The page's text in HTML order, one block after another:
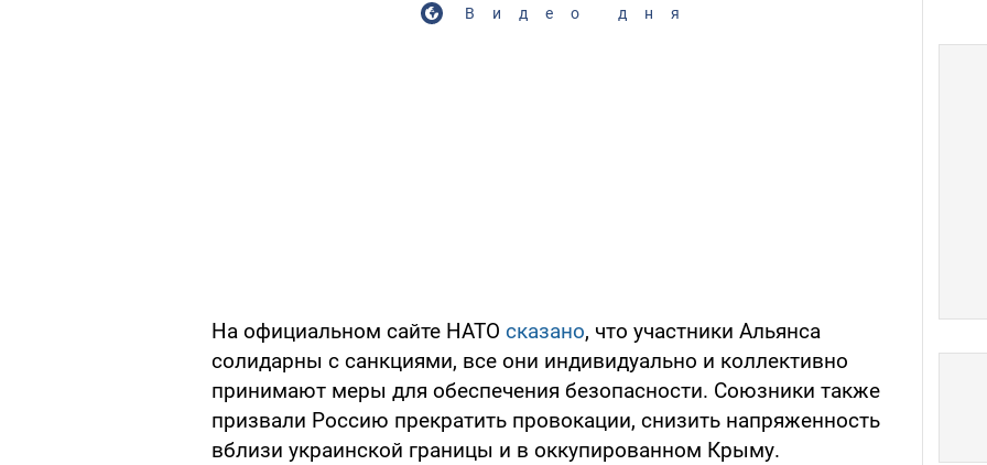
Видео дня
На официальном сайте НАТО сказано, что участники Альянса
солидарны с санкциями, все они индивидуально и коллективно
принимают меры для обеспечения безопасности. Союзники также
призвали Россию прекратить провокации, снизить напряженность
вблизи украинской границы и в оккупированном Крыму.